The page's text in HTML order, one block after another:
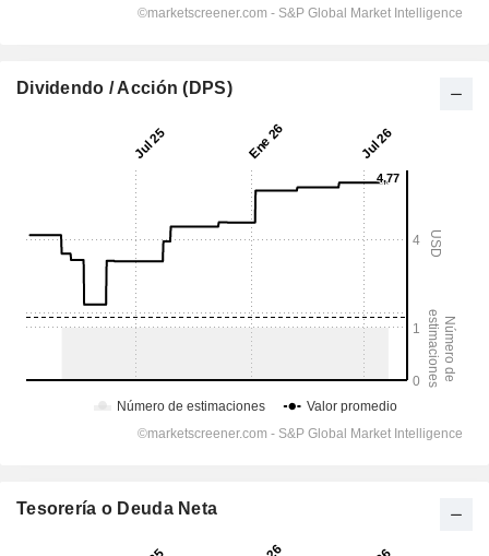
Dividendo / Acción (DPS)
Tesorería o Deuda Neta